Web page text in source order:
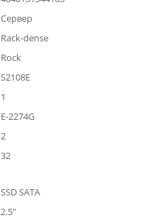
Сервер
Rack-dense
Rock
S2108E
1
E-2274G
2
32
SSD SATA
2.5"